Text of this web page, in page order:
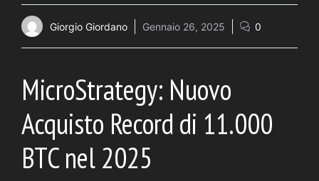
Giorgio Giordano Gennaio 26, 2025 0
MicroStrategy: Nuovo
Acquisto Record di 11.000
BTC nel 2025